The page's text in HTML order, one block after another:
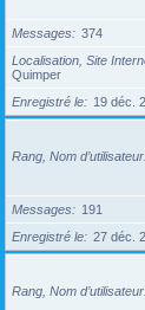
Messages
374
Localisation, Site
Quimper
Enregistré le
19 déc.
Rang, Nom d’utilisateur
Messages
191
Enregistré le
27 déc.
Rang, Nom d’utilisateur